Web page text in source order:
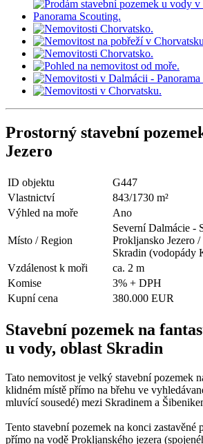
Prostorný stavební
Jezero
ID objektu
G447
Vlastnictví
843/1730 m²
Výhled na moře
Ano
Místo / Region
Severní Dalmácie -
Prokljansko Jezero
Skradin (vodopády
Vzdálenost k moři
ca. 2 m
Komise
3% + DPH
Kupní cena
380.000 EUR
Stavební pozemek na
u vody, oblast Skradin
Tato nemovitost je velký stavební pozemek
klidném místě přímo na břehu ve
mluvící sousedé) mezi Skradinem a
Tento stavební pozemek na konci zastavěné
přímo na vodě Prokljanského jezera